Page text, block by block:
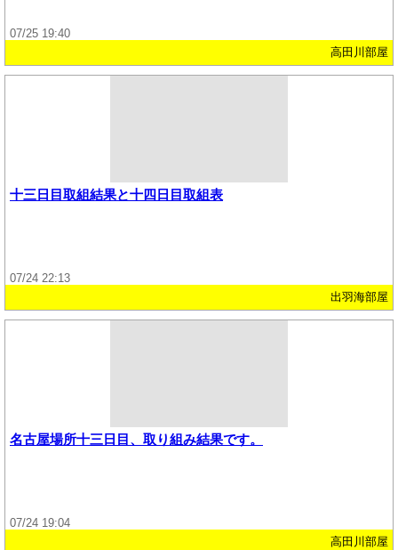
07/25 19:40
高田川部屋
十三日目取組結果と十四日目取組表
07/24 22:13
出羽海部屋
名古屋場所十三日目、取り組み結果です。
07/24 19:04
高田川部屋